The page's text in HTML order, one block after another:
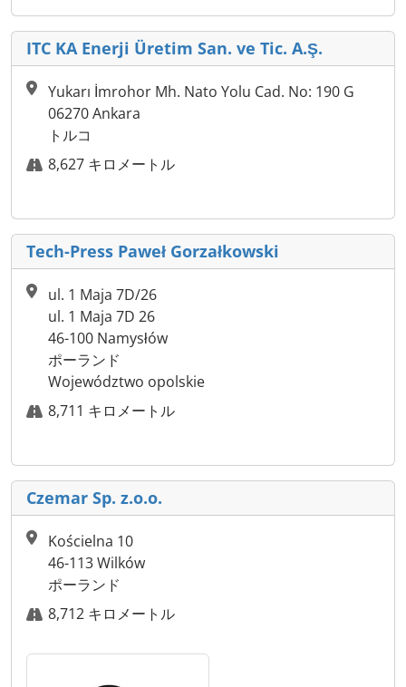
ITC KA Enerji Üretim San. ve Tic. A.Ş.
Yukarı İmrohor Mh. Nato Yolu Cad. No: 190 G
06270 Ankara
トルコ
8,627 キロメートル
Tech-Press Paweł Gorzałkowski
ul. 1 Maja 7D/26
ul. 1 Maja 7D 26
46-100 Namysłów
ポーランド
Województwo opolskie
8,711 キロメートル
Czemar Sp. z.o.o.
Kościelna 10
46-113 Wilków
ポーランド
8,712 キロメートル